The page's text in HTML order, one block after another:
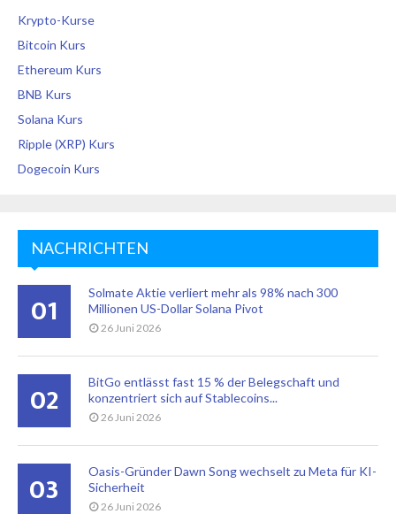
Krypto-Kurse
Bitcoin Kurs
Ethereum Kurs
BNB Kurs
Solana Kurs
Ripple (XRP) Kurs
Dogecoin Kurs
NACHRICHTEN
01
Solmate Aktie verliert mehr als 98% nach 300
Millionen US-Dollar Solana Pivot
26 Juni 2026
02
BitGo entlässt fast 15 % der Belegschaft und
konzentriert sich auf Stablecoins...
26 Juni 2026
03
Oasis-Gründer Dawn Song wechselt zu Meta für KI-
Sicherheit
26 Juni 2026